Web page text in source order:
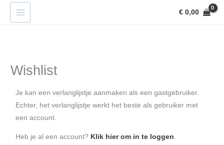
€0,00
Wishlist
Je kan een verlanglijstje aanmaken als een gastgebruiker.
Echter, het verlanglijstje werkt het beste als gebruiker met
een account.
Heb je al een account? Klik hier om in te loggen.